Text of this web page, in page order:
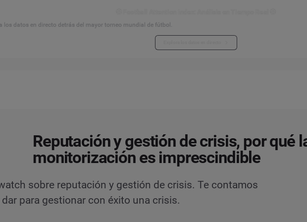
los datos en directo detrás del mayor torneo mundial de fútbol.
Reputación y gestión de crisis, por qué
monitorización es imprescindible
sobre reputación y gestión de crisis. Te contamos
para gestionar con éxito una crisis.